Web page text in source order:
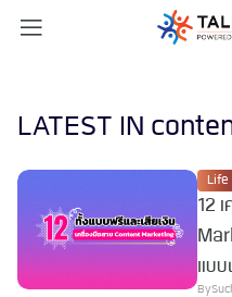
LATEST IN
Life
12
Marketing
แบบ
By